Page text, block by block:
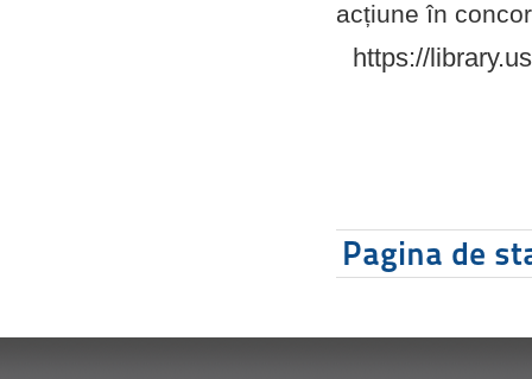
acțiune în
https://
Pagina de